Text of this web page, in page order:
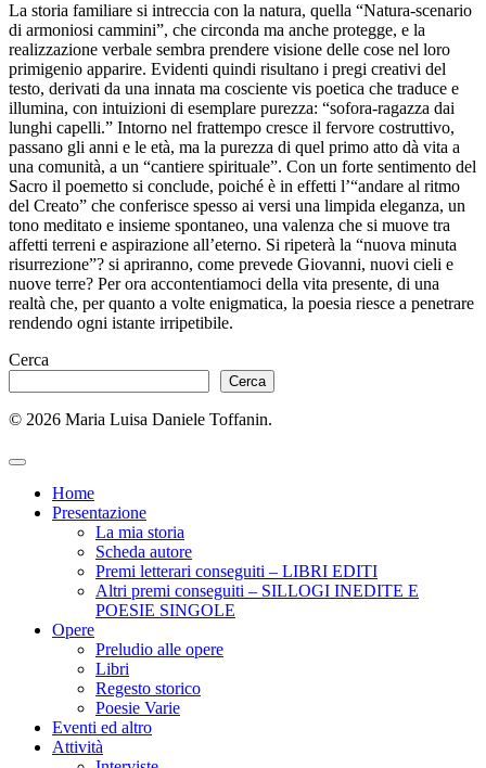
La storia familiare si intreccia con la natura, quella “Natura-scenario
di armoniosi cammini”, che circonda ma anche protegge, e la
realizzazione verbale sembra prendere visione delle cose nel loro
primigenio apparire. Evidenti quindi risultano i pregi creativi del
testo, derivati da una innata ma cosciente vis poetica che traduce e
illumina, con intuizioni di esemplare purezza: “sofora-ragazza dai
lunghi capelli.” Intorno nel frattempo cresce il fervore costruttivo,
passano gli anni e le età, ma la purezza di quel primo atto dà vita a
una comunità, a un “cantiere spirituale”. Con un forte sentimento del
Sacro il poemetto si conclude, poiché è in effetti l’“andare al ritmo
del Creato” che conferisce spesso ai versi una limpida eleganza, un
tono meditato e insieme spontaneo, una valenza che si muove tra
affetti terreni e aspirazione all’eterno. Si ripeterà la “nuova minuta
risurrezione”? si apriranno, come prevede Giovanni, nuovi cieli e
nuove terre? Per ora accontentiamoci della vita presente, di una
realtà che, per quanto a volte enigmatica, la poesia riesce a penetrare
rendendo ogni istante irripetibile.
Cerca
Cerca
© 2026 Maria Luisa Daniele Toffanin.
Home
Presentazione
La mia storia
Scheda autore
Premi letterari conseguiti – LIBRI EDITI
Altri premi conseguiti – SILLOGI INEDITE E
POESIE SINGOLE
Opere
Preludio alle opere
Libri
Regesto storico
Poesie Varie
Eventi ed altro
Attività